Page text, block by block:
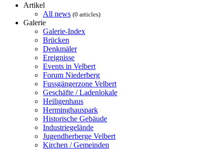
Artikel
All news (0 articles)
Galerie
Galerie-Index
Brücken
Denkmäler
Ereignisse
Events in Velbert
Forum Niederberg
Fussgängerzone Velbert
Geschäfte / Ladenlokale
Heiligenhaus
Herminghauspark
Historische Gebäude
Industriegelände
Jugendherberge Velbert
Kirchen / Gemeinden